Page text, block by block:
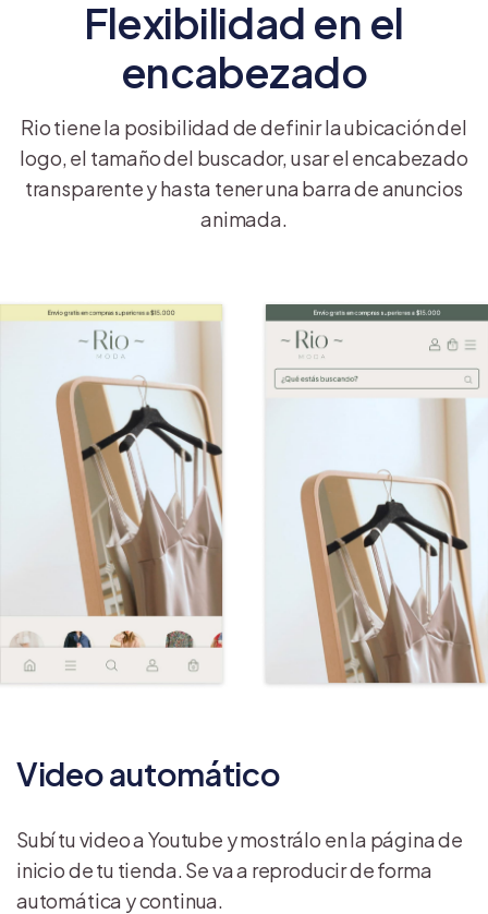
Flexibilidad en el
encabezado
Rio tiene la posibilidad de definir la ubicación del
logo, el tamaño del buscador, usar el encabezado
transparente y hasta tener una barra de anuncios
animada.
Video automático
Subí tu video a Youtube y mostrálo en la página de
inicio de tu tienda. Se va a reproducir de forma
automática y continua.